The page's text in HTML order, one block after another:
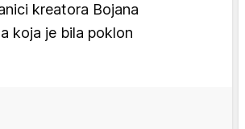
kreatora Bojana
koja je bila poklon